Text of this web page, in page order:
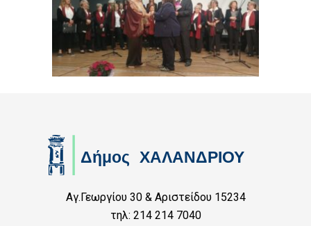
Αγ.Γεωργίου 30 & Αριστείδου 15234
τηλ: 214 214 7040